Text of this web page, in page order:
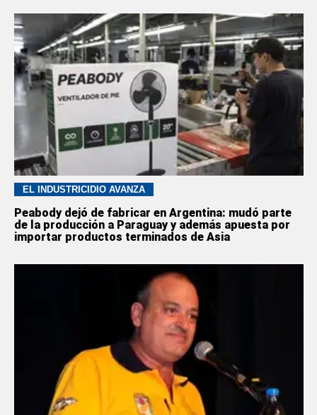
EL INDUSTRICIDIO AVANZA
Peabody dejó de fabricar en Argentina: mudó parte
de la producción a Paraguay y además apuesta por
importar productos terminados de Asia